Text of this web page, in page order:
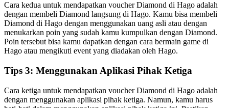
Cara kedua untuk mendapatkan voucher Diamond di Hago adalah
dengan membeli Diamond langsung di Hago. Kamu bisa membeli
Diamond di Hago dengan menggunakan uang asli atau dengan
menukarkan poin yang sudah kamu kumpulkan dengan Diamond.
Poin tersebut bisa kamu dapatkan dengan cara bermain game di
Hago atau mengikuti event yang diadakan oleh Hago.
Tips 3: Menggunakan Aplikasi Pihak Ketiga
Cara ketiga untuk mendapatkan voucher Diamond di Hago adalah
dengan menggunakan aplikasi pihak ketiga. Namun, kamu harus